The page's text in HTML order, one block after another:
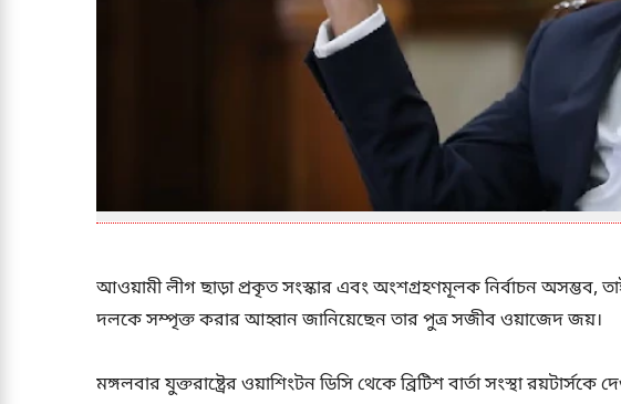
আওয়ামী লীগ ছাড়া প্রকৃত সংস্কার এবং অংশগ্রহণমূলক নির্বাচন অসম্ভব, তাই
দলকে সম্পৃক্ত করার আহ্বান জানিয়েছেন তার পুত্র সজীব ওয়াজেদ জয়।
মঙ্গলবার যুক্তরাষ্ট্রের ওয়াশিংটন ডিসি থেকে ব্রিটিশ বার্তা সংস্থা